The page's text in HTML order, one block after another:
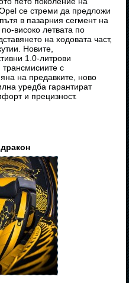
се стреми да предложи
в пазарния сегмент на
високо летвата по
на ходовата част,
Новите,
1.0-литрови
трансмисиите с
на предавките, ново
уредба гарантират
и прецизност.